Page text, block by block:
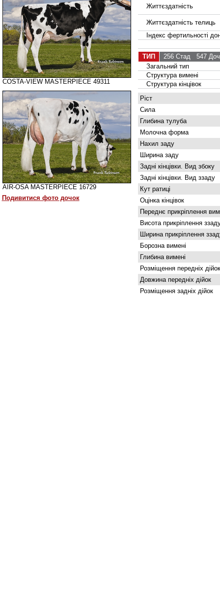
COSTA-VIEW MASTERPIECE 49311
AIR-OSA MASTERPIECE 16729
Подивитися фото дочок
Життєздатність
Життєздатність телиць
Індекс фертильності
ТИП 256 Стад547
Загальний тип
Структура вимені
Структура кінцівок
Ріст
Сила
Глибина тулуба
Молочна форма
Нахил заду
Ширина заду
Задні кінцівки. Вид збоку
Задні кінцівки. Вид ззаду
Кут ратиці
Оцінка кінцівок
Переднє прикріплення
Висота прикріплення
Ширина прикріплення
Борозна вимені
Глибина вимені
Розміщення передніх дійок
Довжина передніх дійок
Розміщення задніх дійок